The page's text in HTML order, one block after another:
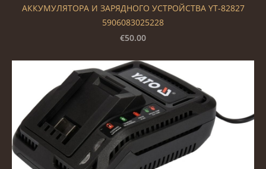
АККУМУЛЯТОРА И ЗАРЯДНОГО УСТРОЙСТВА YT-82827
5906083025228
€50.00